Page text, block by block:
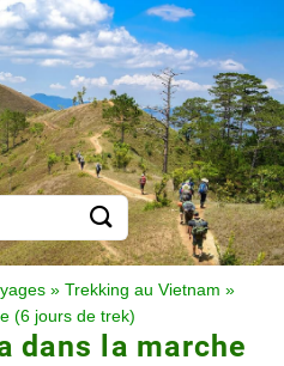
» Trekking au Vietnam »
(6 jours de trek)
dans la marche